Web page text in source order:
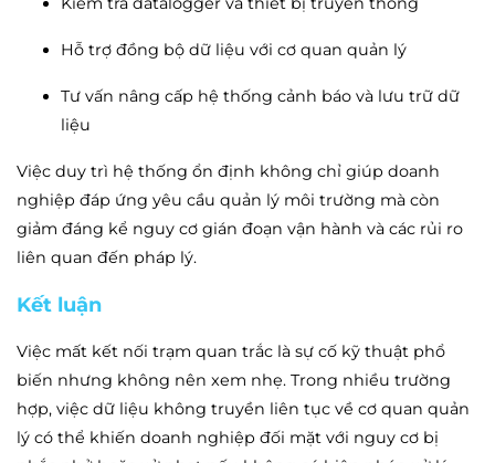
Hỗ trợ đồng bộ dữ liệu với cơ quan quản lý
Tư vấn nâng cấp hệ thống cảnh báo và lưu trữ dữ
liệu
Việc duy trì hệ thống ổn định không chỉ giúp doanh
nghiệp đáp ứng yêu cầu quản lý môi trường mà còn
giảm đáng kể nguy cơ gián đoạn vận hành và các rủi ro
liên quan đến pháp lý.
Kết luận
Việc mất kết nối trạm quan trắc là sự cố kỹ thuật phổ
biến nhưng không nên xem nhẹ. Trong nhiều trường
hợp, việc dữ liệu không truyền liên tục về cơ quan quản
lý có thể khiến doanh nghiệp đối mặt với nguy cơ bị